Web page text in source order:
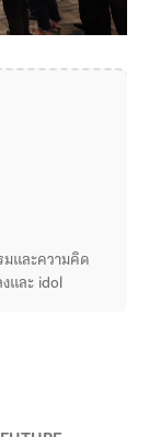
มและความคิด
และ idol